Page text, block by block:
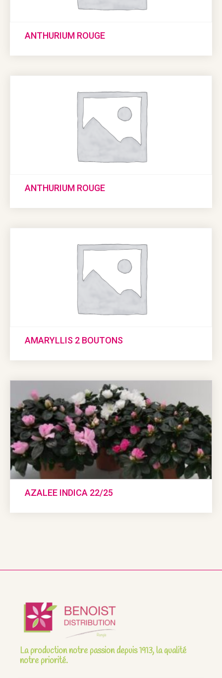
ANTHURIUM ROUGE
ANTHURIUM ROUGE
AMARYLLIS 2 BOUTONS
AZALEE INDICA 22/25
La production notre passion depuis 1913, la qualité
notre priorité.